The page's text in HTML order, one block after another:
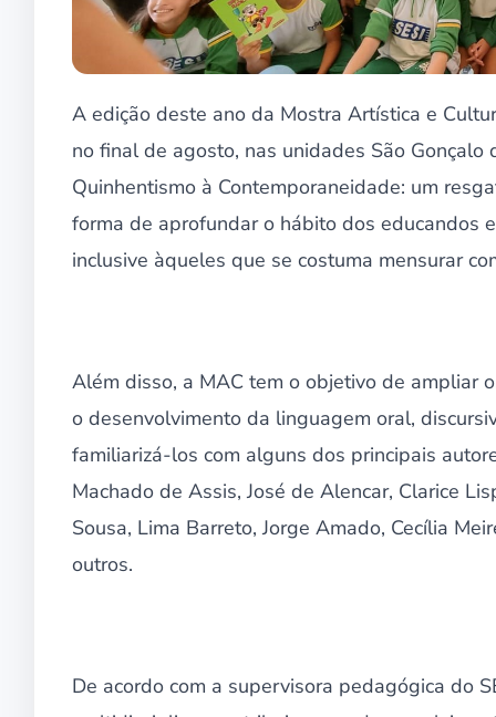
A edição deste ano da Mostra Artística e
no final de agosto, nas unidades São Gonçalo
Quinhentismo à Contemporaneidade: um
forma de aprofundar o hábito dos educandos
inclusive àqueles que se costuma mensurar
Além disso, a MAC tem o objetivo de ampliar
o desenvolvimento da linguagem oral,
familiarizá-los com alguns dos principais
Machado de Assis, José de Alencar, Clarice
Sousa, Lima Barreto, Jorge Amado, Cecília
outros.
De acordo com a supervisora pedagógica do